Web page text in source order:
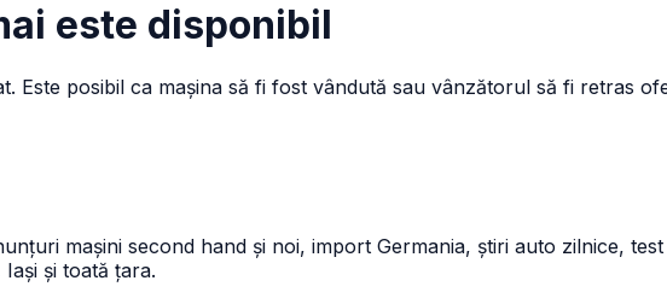
este disponibil
Este posibil ca mașina să fi fost vândută sau vânzătorul să fi retras
mașini second hand și noi, import Germania, știri auto zilnice,
și toată țara.